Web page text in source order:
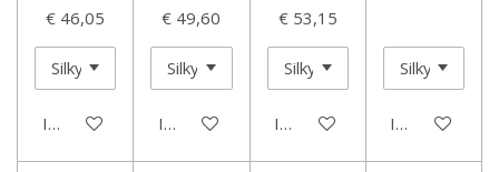
€ 46,05
In winkelwagen
€ 49,60
In winkelwagen
€ 53,15
In winkelwagenIn